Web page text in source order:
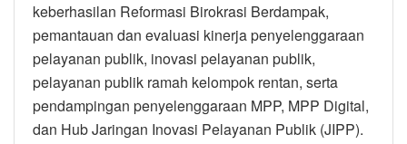
keberhasilan Reformasi Birokrasi Berdampak,
pemantauan dan evaluasi kinerja penyelenggaraan
pelayanan publik, inovasi pelayanan publik,
pelayanan publik ramah kelompok rentan, serta
pendampingan penyelenggaraan MPP, MPP Digital,
dan Hub Jaringan Inovasi Pelayanan Publik (JIPP).